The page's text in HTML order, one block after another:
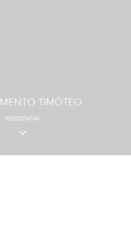
TIMÓTEO
RESIDENCIAL